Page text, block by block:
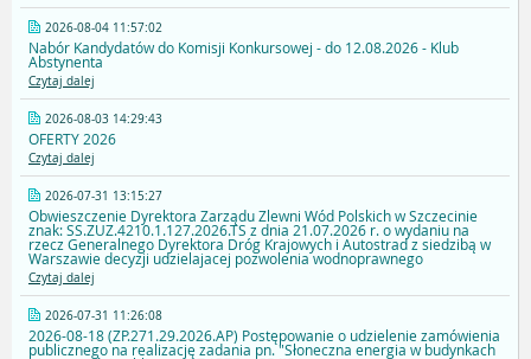
2026-08-04 11:57:02
Nabór Kandydatów do Komisji Konkursowej - do 12.08.2026 - Klub
Abstynenta
Czytaj dalej
2026-08-03 14:29:43
OFERTY 2026
Czytaj dalej
2026-07-31 13:15:27
Obwieszczenie Dyrektora Zarządu Zlewni Wód Polskich w Szczecinie
znak: SS.ZUZ.4210.1.127.2026.TS z dnia 21.07.2026 r. o wydaniu na
rzecz Generalnego Dyrektora Dróg Krajowych i Autostrad z siedzibą w
Warszawie decyzji udzielajacej pozwolenia wodnoprawnego
Czytaj dalej
2026-07-31 11:26:08
2026-08-18 (ZP.271.29.2026.AP) Postępowanie o udzielenie zamówienia
publicznego na realizację zadania pn. "Słoneczna energia w budynkach